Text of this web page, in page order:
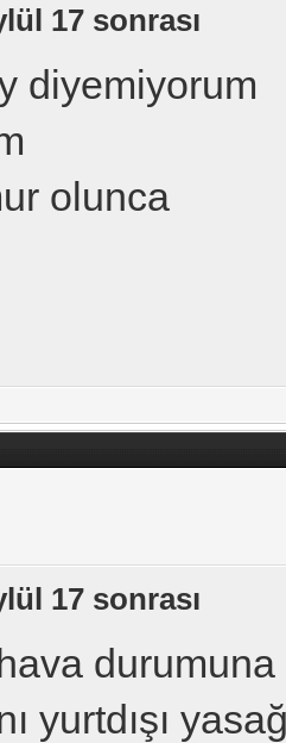
17 sonrası
diyemiyorum
olunca
17 sonrası
durumuna
yurtdışı